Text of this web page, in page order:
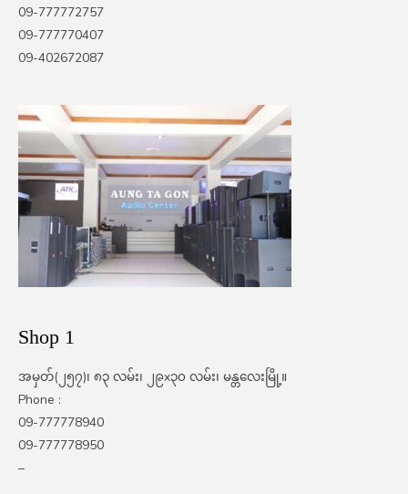
09-777772757
09-777770407
09-402672087
Shop 1
အမှတ်(၂၅၇)၊ ၈၃ လမ်း၊ ၂၉x၃၀ လမ်း၊ မန္တလေးမြို့။
Phone :
09-777778940
09-777778950
–